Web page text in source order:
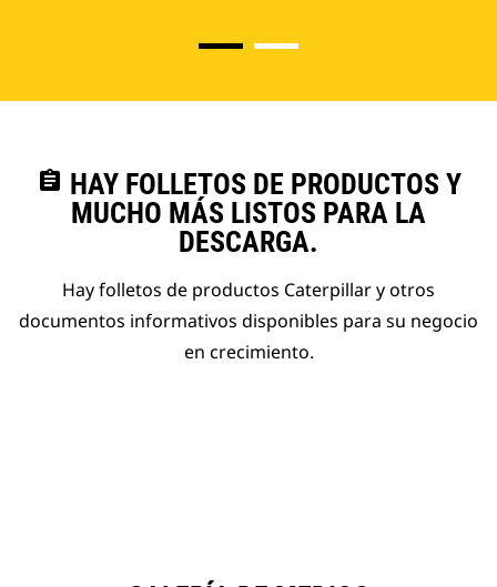
assignment HAY FOLLETOS DE PRODUCTOS Y
MUCHO MÁS LISTOS PARA LA
DESCARGA.
Hay folletos de productos Caterpillar y otros
documentos informativos disponibles para su negocio
en crecimiento.